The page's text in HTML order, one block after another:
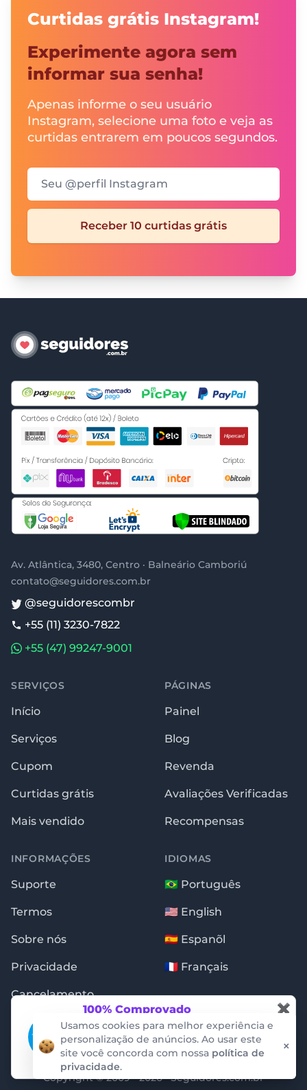
Curtidas grátis Instagram!
Experimente agora sem
informar sua senha!
Apenas informe o seu usuário
Instagram, selecione uma foto e veja as
curtidas entrarem em poucos segundos.
Seu @perfil Instagram
Receber 10 curtidas grátis
100% Comprovado
Essas notificações são garantidas pela
auditoria da empresa ProveSource. Não
conseguimos criar ou alterar os dados.
ProveSource
✖
Usamos cookies para melhor experiência e
personalização de anúncios. Ao usar este
site você concorda com nossa política de
privacidade.
×
Av. Atlântica, 3480, Centro · Balneário Camboriú
contato@seguidores.com.br
@seguidorescombr
+55 (11) 3230-7822
+55 (47) 99247-9001
SERVIÇOS
Início
Serviços
Cupom
Curtidas grátis
Mais vendido
PÁGINAS
Painel
Blog
Revenda
Avaliações Verificadas
Recompensas
INFORMAÇÕES
Suporte
Termos
Sobre nós
Privacidade
Cancelamento
IDIOMAS
🇧🇷 Português
🇺🇸 English
🇪🇸 Espanõl
🇫🇷 Français
Copyright © 2009 - 2026 · Seguidores.com.br